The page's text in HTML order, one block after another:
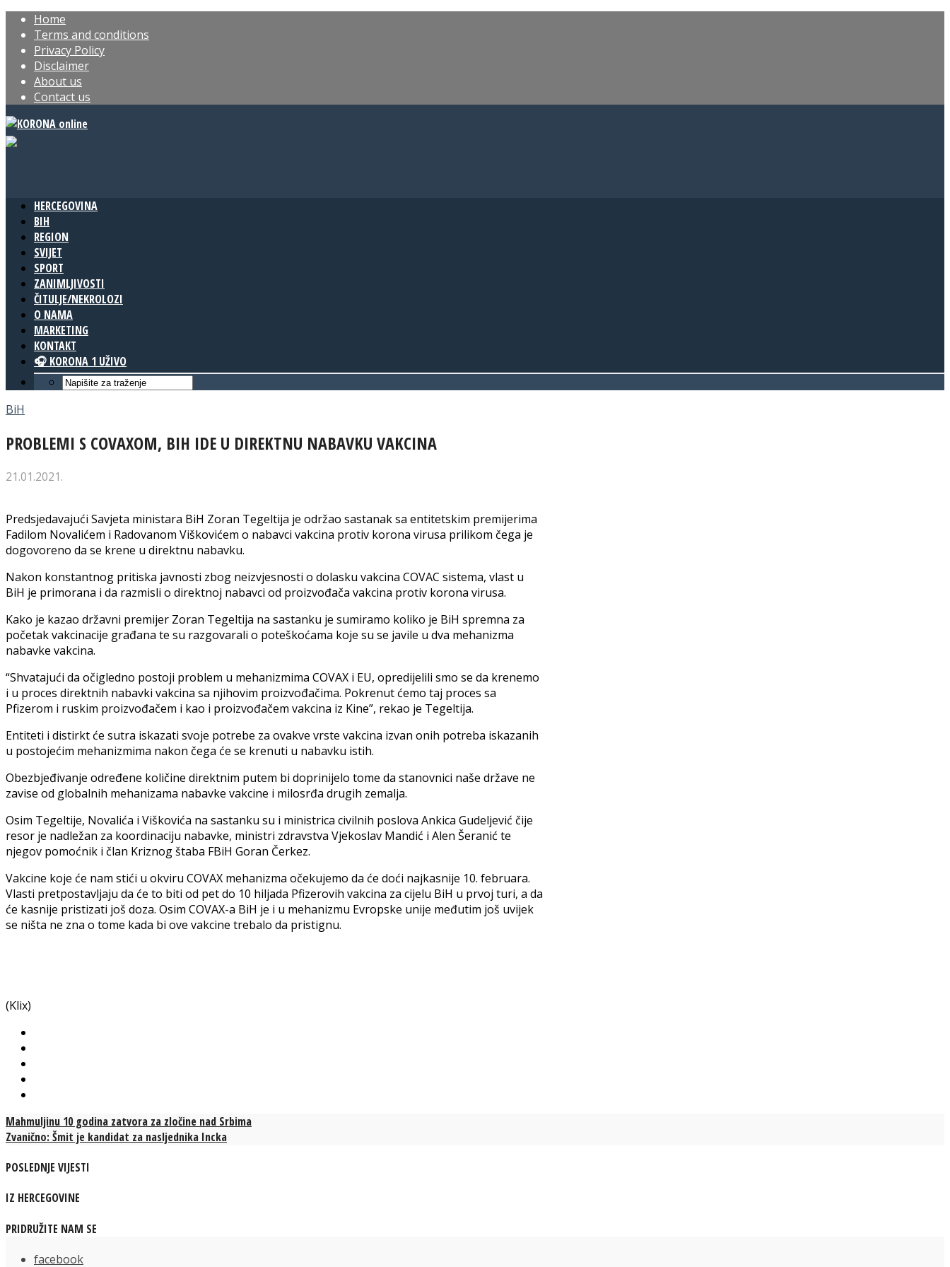
Home
Terms and conditions
Privacy Policy
Disclaimer
About us
Contact us
HERCEGOVINA
BIH
REGION
SVIJET
SPORT
ZANIMLJIVOSTI
ČITULJE/NEKROLOZI
O NAMA
MARKETING
KONTAKT
🎧 KORONA 1 UŽIVO
BiH
PROBLEMI S COVAXOM, BIH IDE U DIREKTNU NABAVKU VAKCINA
21.01.2021.
Predsjedavajući Savjeta ministara BiH Zoran Tegeltija je održao sastanak sa entitetskim premijerima
Fadilom Novalićem i Radovanom Viškovićem o nabavci vakcina protiv korona virusa prilikom čega je
dogovoreno da se krene u direktnu nabavku.
Nakon konstantnog pritiska javnosti zbog neizvjesnosti o dolasku vakcina COVAC sistema, vlast u
BiH je primorana i da razmisli o direktnoj nabavci od proizvođača vakcina protiv korona virusa.
Kako je kazao državni premijer Zoran Tegeltija na sastanku je sumiramo koliko je BiH spremna za
početak vakcinacije građana te su razgovarali o poteškoćama koje su se javile u dva mehanizma
nabavke vakcina.
“Shvatajući da očigledno postoji problem u mehanizmima COVAX i EU, opredijelili smo se da krenemo
i u proces direktnih nabavki vakcina sa njihovim proizvođačima. Pokrenut ćemo taj proces sa
Pfizerom i ruskim proizvođačem i kao i proizvođačem vakcina iz Kine”, rekao je Tegeltija.
Entiteti i distirkt će sutra iskazati svoje potrebe za ovakve vrste vakcina izvan onih potreba iskazanih
u postojećim mehanizmima nakon čega će se krenuti u nabavku istih.
Obezbjeđivanje određene količine direktnim putem bi doprinijelo tome da stanovnici naše države ne
zavise od globalnih mehanizama nabavke vakcine i milosrđa drugih zemalja.
Osim Tegeltije, Novalića i Viškovića na sastanku su i ministrica civilnih poslova Ankica Gudeljević čije
resor je nadležan za koordinaciju nabavke, ministri zdravstva Vjekoslav Mandić i Alen Šeranić te
njegov pomoćnik i član Kriznog štaba FBiH Goran Čerkez.
Vakcine koje će nam stići u okviru COVAX mehanizma očekujemo da će doći najkasnije 10. februara.
Vlasti pretpostavljaju da će to biti od pet do 10 hiljada Pfizerovih vakcina za cijelu BiH u prvoj turi, a da
će kasnije pristizati još doza. Osim COVAX-a BiH je i u mehanizmu Evropske unije međutim još uvijek
se ništa ne zna o tome kada bi ove vakcine trebalo da pristignu.
(Klix)
Mahmuljinu 10 godina zatvora za zločine nad Srbima
Zvanično: Šmit je kandidat za nasljednika Incka
POSLEDNJE VIJESTI
IZ HERCEGOVINE
PRIDRUŽITE NAM SE
facebook